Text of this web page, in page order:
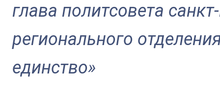
глава политсовета
регионального
единство»